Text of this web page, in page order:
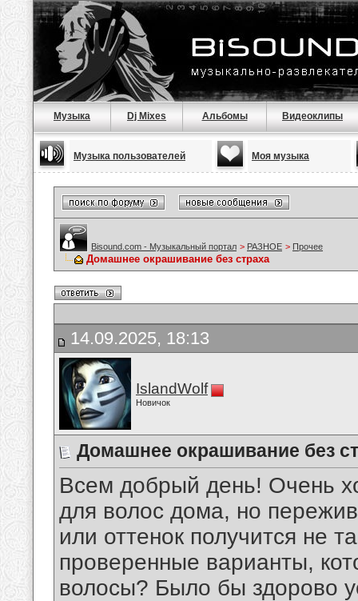
Музыка Dj Mixes Альбомы Видеоклипы
Музыка пользователей Моя музыка
Bisound.com - Музыкальный портал > РАЗНОЕ > Прочее
Домашнее окрашивание без страха
14.09.2025, 18:13
IslandWolf
Новичок
Домашнее окрашивание без
Всем добрый день! Очень
для волос дома, но
или оттенок получится не
проверенные варианты,
волосы? Было бы здорово